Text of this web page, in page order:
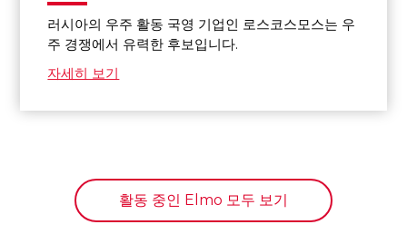
러시아의 우주 활동 국영 기업인 로스코스모스는 우
주 경쟁에서 유력한 후보입니다.
자세히 보기
활동 중인 Elmo 모두 보기